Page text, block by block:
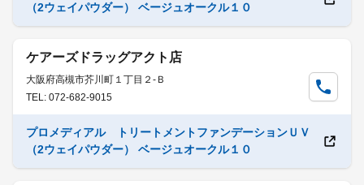
（2ウェイパウダー） ベージュオークル１０
ケアーズドラッグアクト店
大阪府高槻市芥川町１丁目２-Ｂ
TEL: 072-682-9015
プロメディアル トリートメントファンデーションＵＶ
（2ウェイパウダー） ベージュオークル１０